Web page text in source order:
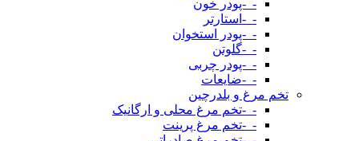
-_-پودر خون
-_-استارتر
-_-پودر استخوان
-_-گلوتن
-_-پودر چربی
-_-ضایعات
تخم مرغ و بلدرچین
-_-تخم مرغ محلی و ارگانیک
-_-تخم مرغ پرینت